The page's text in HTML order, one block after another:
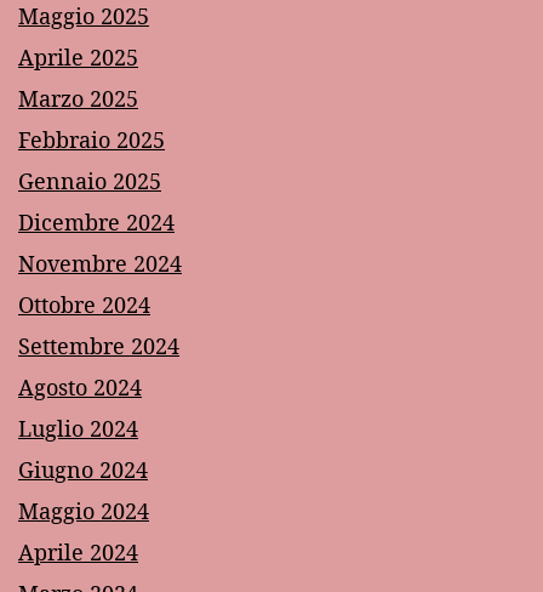
Maggio 2025
Aprile 2025
Marzo 2025
Febbraio 2025
Gennaio 2025
Dicembre 2024
Novembre 2024
Ottobre 2024
Settembre 2024
Agosto 2024
Luglio 2024
Giugno 2024
Maggio 2024
Aprile 2024